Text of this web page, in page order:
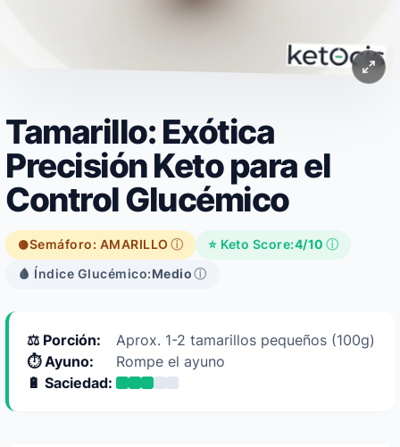
Tamarillo: Exótica
Precisión Keto para el
Control Glucémico
🟡Semáforo: AMARILLO ⓘ ⭐ Keto Score:4/10 ⓘ
🩸 Índice Glucémico:Medioⓘ
⚖️ Porción:
Aprox. 1-2 tamarillos pequeños (100g)
⏱️ Ayuno:
Rompe el ayuno
🔋 Saciedad: